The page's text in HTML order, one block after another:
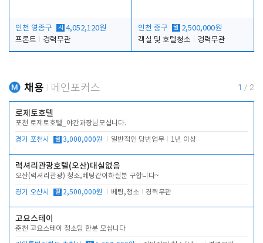
인천 영종구 시 4,052,120원
프론트
경력무관
인천 중구 월 2,500,000원
객실 및 호텔청소
경력무관
채용 메인포커스 1 / 2
로제토호텔
포천 로제토호텔_야간과장님모십니다.
경기 포천시 월 3,000,000원 일반적인 당번업무 1년 이상
럭셔리관광호텔(오산)대실없음
오산(럭셔리관광) 청소,베팅같이하실분 구합니다~
경기 오산시 월 2,500,000원 베팅,청소 경력무관
고요스테이
춘천 고요스테이 청소팀 한분 모십니다